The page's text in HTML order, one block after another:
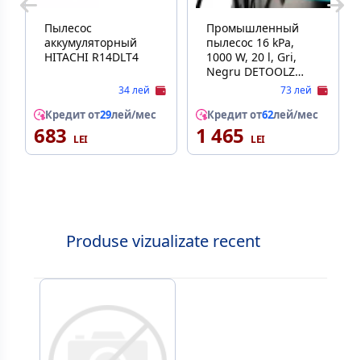
Пылесос
аккумуляторный
HITACHI R14DLT4
34 лей
Кредит от29лей/мес
683
Промышленный
пылесос 16 kPa,
1000 W, 20 l, Gri,
Negru DETOOLZ
73 лей
Кредит от62лей/мес
1 465
Produse vizualizate recent